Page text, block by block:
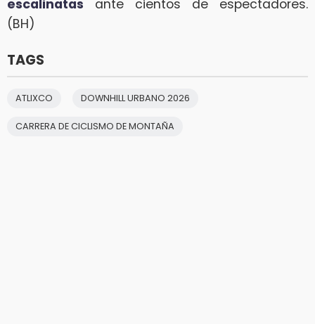
escalinatas ante cientos de espectadores.
(BH)
TAGS
ATLIXCO DOWNHILL URBANO 2026
CARRERA DE CICLISMO DE MONTAÑA